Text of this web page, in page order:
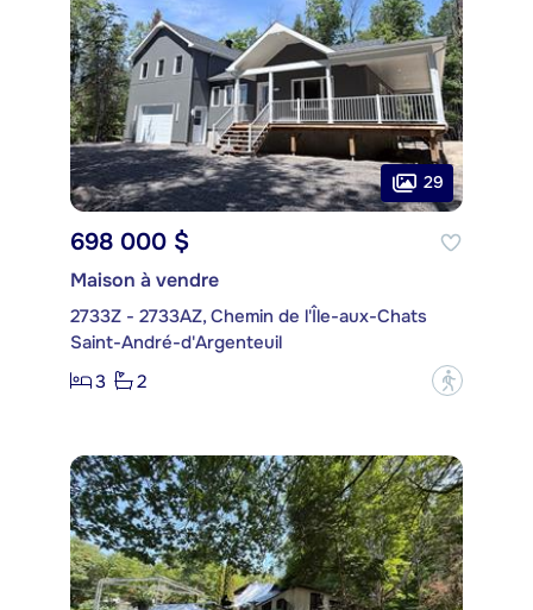
29
698 000 $
Maison à vendre
2733Z - 2733AZ, Chemin de l'Île-aux-Chats
Saint-André-d'Argenteuil
3
2 ?